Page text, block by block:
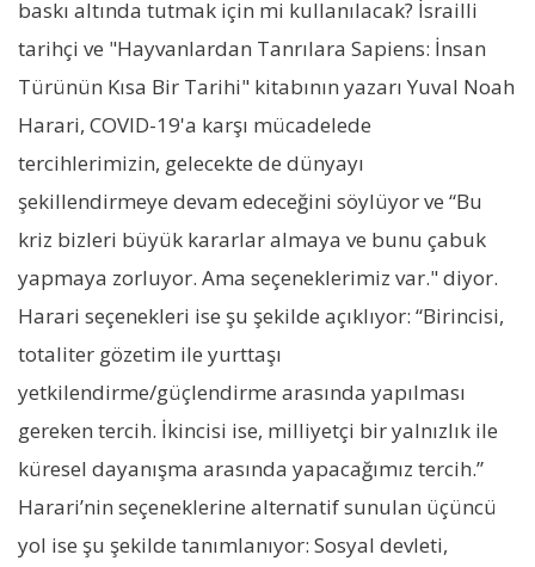
baskı altında tutmak için mi kullanılacak? İsrailli
tarihçi ve "Hayvanlardan Tanrılara Sapiens: İnsan
Türünün Kısa Bir Tarihi" kitabının yazarı Yuval Noah
Harari, COVID-19'a karşı mücadelede
tercihlerimizin, gelecekte de dünyayı
şekillendirmeye devam edeceğini söylüyor ve “Bu
kriz bizleri büyük kararlar almaya ve bunu çabuk
yapmaya zorluyor. Ama seçeneklerimiz var." diyor.
Harari seçenekleri ise şu şekilde açıklıyor: “Birincisi,
totaliter gözetim ile yurttaşı
yetkilendirme/güçlendirme arasında yapılması
gereken tercih. İkincisi ise, milliyetçi bir yalnızlık ile
küresel dayanışma arasında yapacağımız tercih.”
Harari’nin seçeneklerine alternatif sunulan üçüncü
yol ise şu şekilde tanımlanıyor: Sosyal devleti,